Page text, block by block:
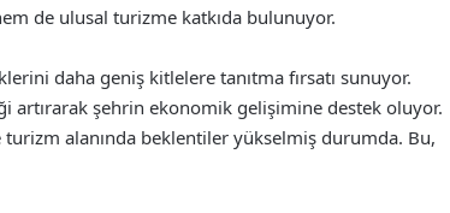
de ulusal turizme katkıda bulunuyor.
daha geniş kitlelere tanıtma fırsatı sunuyor.
artırarak şehrin ekonomik gelişimine destek oluyor.
turizm alanında beklentiler yükselmiş durumda. Bu,